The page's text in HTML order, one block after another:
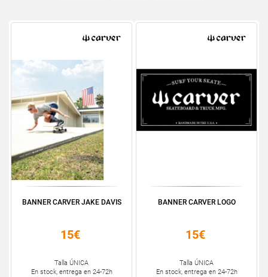
BANNER CARVER JAKE DAVIS
15€
Talla ÚNICA
En stock, entrega en 24-72h
BANNER CARVER LOGO
15€
Talla ÚNICA
En stock, entrega en 24-72h